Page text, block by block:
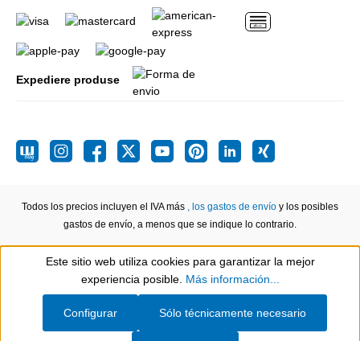
Expediere produse
Todos los precios incluyen el IVA más , los gastos de envío y los posibles
gastos de envío, a menos que se indique lo contrario.
Show toolbar
Este sitio web utiliza cookies para garantizar la mejor
experiencia posible. Más información...
Sólo técnicamente necesario
Configurar